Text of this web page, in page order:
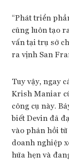
“Phát triển
cũng luôn tạo
vấn tại trụ sở
ra vịnh San
Tuy vậy, ngay
Krish Maniar
công cụ này.
biết Devin đã
vào phản hồi
doanh nghiệp
hứa hẹn và